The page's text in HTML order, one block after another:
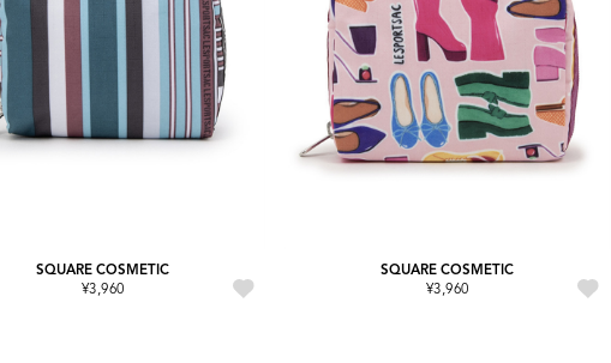
SQUARE COSMETIC
¥3,960
SQUARE COSMETIC
¥3,960